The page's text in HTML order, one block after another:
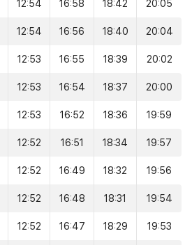
12:54 16:58 18:42 20:05
12:54 16:56 18:40 20:04
12:53 16:55 18:39 20:02
12:53 16:54 18:37 20:00
12:53 16:52 18:36 19:59
12:52 16:51 18:34 19:57
12:52 16:49 18:32 19:56
12:52 16:48 18:31 19:54
12:52 16:47 18:29 19:53